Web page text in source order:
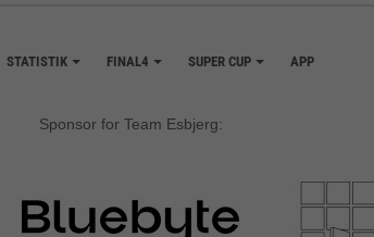
STATISTIK FINAL4 SUPER CUP APP
Sponsor for Team Esbjerg: